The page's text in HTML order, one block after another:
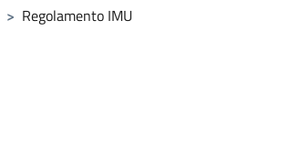
> Regolamento IMU